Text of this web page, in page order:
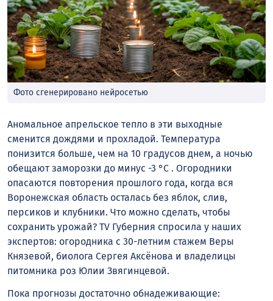
Фото сгенерировано нейросетью
Аномальное апрельское тепло в эти выходные
сменится дождями и прохладой. Температура
понизится больше, чем на 10 градусов днем, а ночью
обещают заморозки до минус -3 °С . Огородники
опасаются повторения прошлого года, когда вся
Воронежская область осталась без яблок, слив,
персиков и клубники. Что можно сделать, чтобы
сохранить урожай? TV Губерния спросила у наших
экспертов: огородника с 30-летним стажем Веры
Князевой, биолога Сергея Аксёнова и владелицы
питомника роз Юлии Звягинцевой.
Пока прогнозы достаточно обнадеживающие: